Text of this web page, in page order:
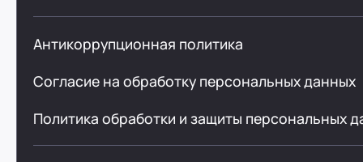
Антикоррупционная политика
Согласие на обработку персональных данных
Политика обработки и защиты персональных